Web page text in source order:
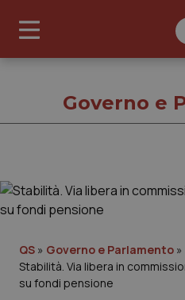
Governo e Parlamento
Governo e
QS » Governo e Parlamento »
Stabilità. Via libera in
su fondi pensione